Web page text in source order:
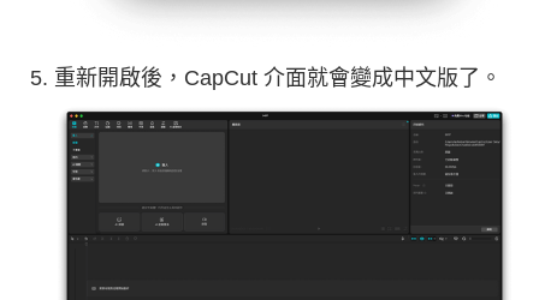
重新開啟後，CapCut 介面就會變成中文版了。